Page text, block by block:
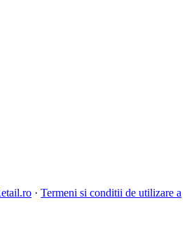
· Termeni si conditii de utilizare a